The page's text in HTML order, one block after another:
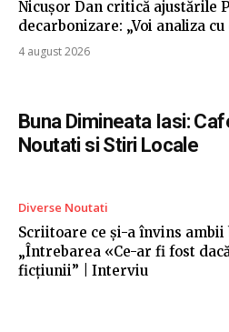
Nicușor Dan critică ajustările
decarbonizare: „Voi analiza
4 august 2026
Buna Dimineata Iasi:
Noutati si Stiri Locale
Diverse Noutati
Scriitoare ce și-a învins
„Întrebarea «Ce-ar fi fost
ficțiunii” | Interviu